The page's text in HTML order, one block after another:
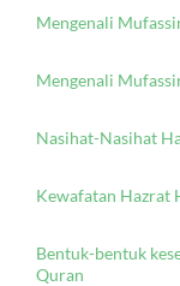
Mengenali
Mengenali
Nasihat-Nasihat
Kewafatan Hazrat
Bentuk-bentuk
Quran